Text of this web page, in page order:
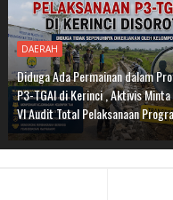
DAERAH
Diduga Ada Permainan dalam
P3-TGAI di Kerinci , Aktivis Minta
VI Audit Total Pelaksanaan